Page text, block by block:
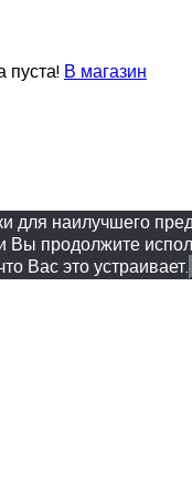
пуста! В магазин
для наилучшего
Вы продолжите
Вас это устраивает.